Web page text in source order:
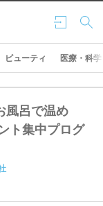
ログ
イン
検索
ビューティ 医療・科学
風呂で温め
ト集中プログ